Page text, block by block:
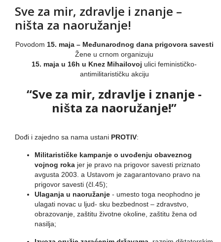
Sve za mir, zdravlje i znanje –
ništa za naoružanje!
Povodom 15. maja – Međunarodnog dana prigovora savesti
Žene u crnom organizuju
15. maja u 16h u Knez Mihailovoj ulici feminističko-
antimilitarističku akciju
“Sve za mir, zdravlje i znanje -
ništa za naoružanje!”
Dođi i zajedno sa nama ustani PROTIV:
Militarističke kampanje o uvođenju obaveznog
vojnog roka jer je pravo na prigovor savesti priznato
avgusta 2003. a Ustavom je zagarantovano pravo na
prigovor savesti (čl.45);
Ulaganja u naoružanje - umesto toga neophodno je
ulagati novac u ljud- sku bezbednost – zdravstvo,
obrazovanje, zaštitu životne okoline, zaštitu žena od
nasilja;